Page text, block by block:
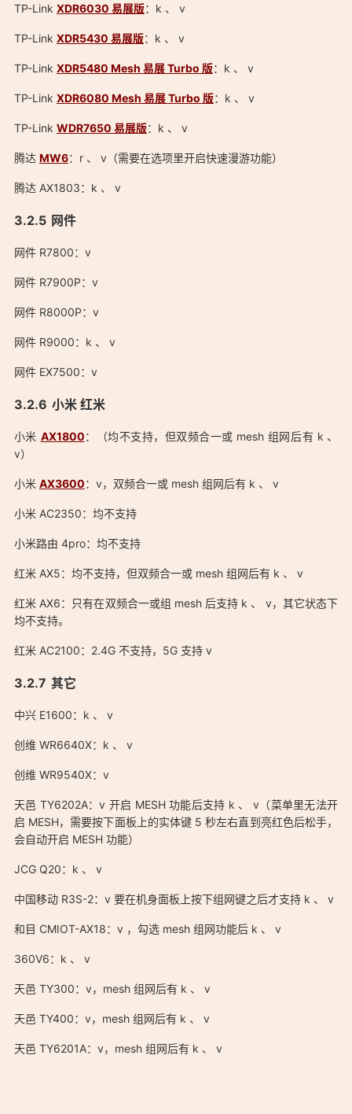
TP-Link XDR6030 易展版：k 、 v
TP-Link XDR5430 易展版：k 、 v
TP-Link XDR5480 Mesh 易展 Turbo 版：k 、 v
TP-Link XDR6080 Mesh 易展 Turbo 版：k 、 v
TP-Link WDR7650 易展版：k 、 v
腾达 MW6：r 、 v（需要在选项里开启快速漫游功能）
腾达 AX1803：k 、 v
网件
网件 R7800：v
网件 R7900P：v
网件 R8000P：v
网件 R9000：k 、 v
网件 EX7500：v
小米 红米
小米 AX1800：（均不支持，但双频合一或 mesh 组网后有 k 、
v）
小米 AX3600：v，双频合一或 mesh 组网后有 k 、 v
小米 AC2350：均不支持
小米路由 4pro：均不支持
红米 AX5：均不支持，但双频合一或 mesh 组网后有 k 、 v
红米 AX6：只有在双频合一或组 mesh 后支持 k 、 v，其它状态下
均不支持。
红米 AC2100：2.4G 不支持，5G 支持 v
其它
中兴 E1600：k 、 v
创维 WR6640X：k 、 v
创维 WR9540X：v
天邑 TY6202A：v 开启 MESH 功能后支持 k 、 v（菜单里无法开
启 MESH，需要按下面板上的实体键 5 秒左右直到亮红色后松手，
会自动开启 MESH 功能）
JCG Q20：k 、 v
中国移动 R3S-2：v 要在机身面板上按下组网键之后才支持 k 、 v
和目 CMIOT-AX18：v ，勾选 mesh 组网功能后 k 、 v
360V6：k 、 v
天邑 TY300：v，mesh 组网后有 k 、 v
天邑 TY400：v，mesh 组网后有 k 、 v
天邑 TY6201A：v，mesh 组网后有 k 、 v